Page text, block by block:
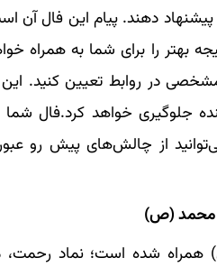
پیشنهاد دهند. پیام این فال
بهتر را برای شما به
در روابط تعیین کنید. این
جلوگیری خواهد کرد.فال شما
از چالش‌های پیش رو
محمد (ص)
شده است؛ نماد رحمت،